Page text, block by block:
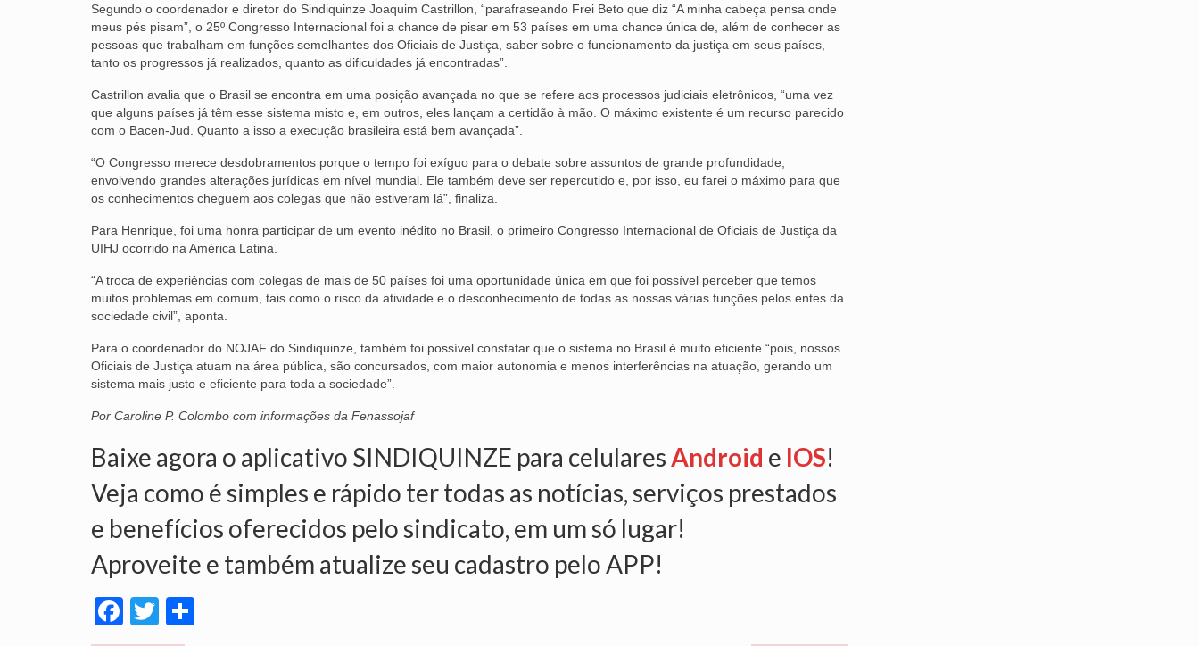
Segundo o coordenador e diretor do Sindiquinze Joaquim Castrillon, “parafraseando Frei Beto que diz “A minha cabeça pensa onde
meus pés pisam”, o 25º Congresso Internacional foi a chance de pisar em 53 países em uma chance única de, além de conhecer as
pessoas que trabalham em funções semelhantes dos Oficiais de Justiça, saber sobre o funcionamento da justiça em seus países,
tanto os progressos já realizados, quanto as dificuldades já encontradas”.
Castrillon avalia que o Brasil se encontra em uma posição avançada no que se refere aos processos judiciais eletrônicos, “uma vez
que alguns países já têm esse sistema misto e, em outros, eles lançam a certidão à mão. O máximo existente é um recurso parecido
com o Bacen-Jud. Quanto a isso a execução brasileira está bem avançada”.
“O Congresso merece desdobramentos porque o tempo foi exíguo para o debate sobre assuntos de grande profundidade,
envolvendo grandes alterações jurídicas em nível mundial. Ele também deve ser repercutido e, por isso, eu farei o máximo para que
os conhecimentos cheguem aos colegas que não estiveram lá”, finaliza.
Para Henrique, foi uma honra participar de um evento inédito no Brasil, o primeiro Congresso Internacional de Oficiais de Justiça da
UIHJ ocorrido na América Latina.
“A troca de experiências com colegas de mais de 50 países foi uma oportunidade única em que foi possível perceber que temos
muitos problemas em comum, tais como o risco da atividade e o desconhecimento de todas as nossas várias funções pelos entes da
sociedade civil”, aponta.
Para o coordenador do NOJAF do Sindiquinze, também foi possível constatar que o sistema no Brasil é muito eficiente “pois, nossos
Oficiais de Justiça atuam na área pública, são concursados, com maior autonomia e menos interferências na atuação, gerando um
sistema mais justo e eficiente para toda a sociedade”.
Por Caroline P. Colombo com informações da Fenassojaf
Baixe agora o aplicativo SINDIQUINZE para celularesAndroid e IOS!
Veja como é simples e rápido ter todas as notícias, serviços prestados
e benefícios oferecidos pelo sindicato, em um só lugar!
Aproveite e também atualize seu cadastro pelo APP!
Facebook
Twitter